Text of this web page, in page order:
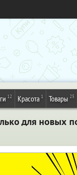
12 Красота 1 Товары 25
для новых